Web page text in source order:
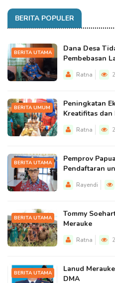
BERITA POPULER
BERITA UTAMA
Dana Desa
Pembebasan
Ratna
BERITA UMUM
Peningkatan
Kreatifitas dan
Ratna
BERITA UTAMA
Pemprov
Pendaftaran
Rayendi
BERITA UTAMA
Tommy
Merauke
Ratna
BERITA UTAMA
Lanud
DMA